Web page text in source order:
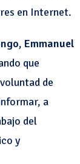
en Internet.
Emmanuel
que
de
a
del
y